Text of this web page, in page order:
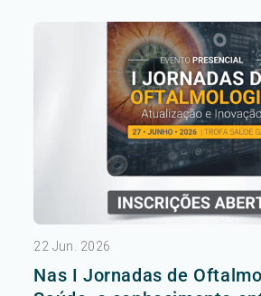
22 Jun. 2026
Nas I Jornadas de